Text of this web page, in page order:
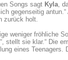
Songs sagt Kyla,
gegenseitig
zurück holt.
weniger fröhliche
stellt sie klar.“ Die
eines